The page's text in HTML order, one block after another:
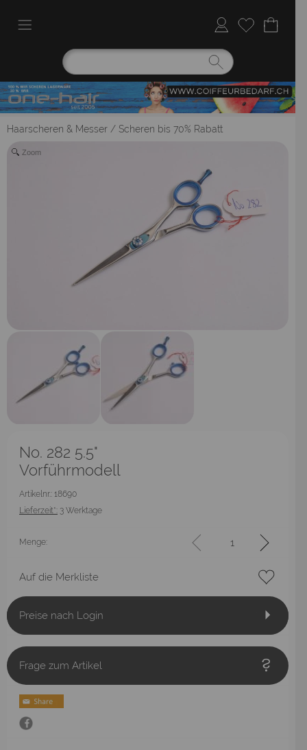
Haarscheren & Messer / Scheren bis 70% Rabatt
Zoom
No. 282 5.5"
Vorführmodell
Artikelnr.: 18690
Lieferzeit*: 3 Werktage
Menge:
Auf die Merkliste
Preise nach Login
Frage zum Artikel